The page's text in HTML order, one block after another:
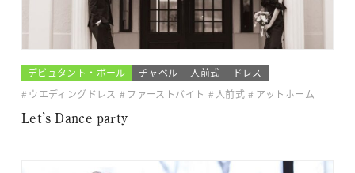
デビュタント・ボール チャペル 人前式
ドレス
ウエディングドレス
ファーストバイト 人前式
アットホーム
Let’s Dance party